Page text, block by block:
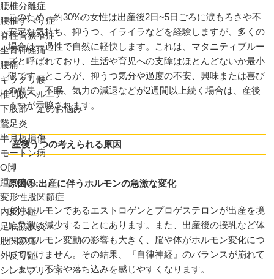
腰椎分離症
腰椎すべり症
脊柱管狭窄症
坐骨神経痛
腰痛
ギックリ腰
椎間板ヘルニア
下肢部・足のお悩み
鵞足炎
半月板損傷
モートン病
O脚
踵の痛み
変形性股関節症
内反小趾
足底筋膜炎
股関節痛
外反母趾
シンスプリント
このため、約30%の女性は出産後2日~5日ごろに涙もろさや不
安定な気持ち、抑うつ、イライラなどを経験しますが、多くの
場合は一過性で自然に軽快します。これは、マタニティブルー
ズと呼ばれており、生活や育児への支障はほとんどないか最小
限です。ところが、抑うつ気分や過度の不安、興味または喜び
の喪失、不眠、気力の減退などが2週間以上続く場合は、産後
うつが示唆されます。
産後うつの考えられる原因
原因①:出産に伴うホルモンの急激な変化
女性ホルモンであるエストロゲンとプロゲステロンが出産を境
に急激に減少することにあります。また、出産後の授乳など体
へのホルモン変動の影響も大きく、脳や体がホルモン変化につ
いていけません。その結果、『自律神経』のバランスが崩れて
しまい、不安や落ち込みを感じやすくなります。